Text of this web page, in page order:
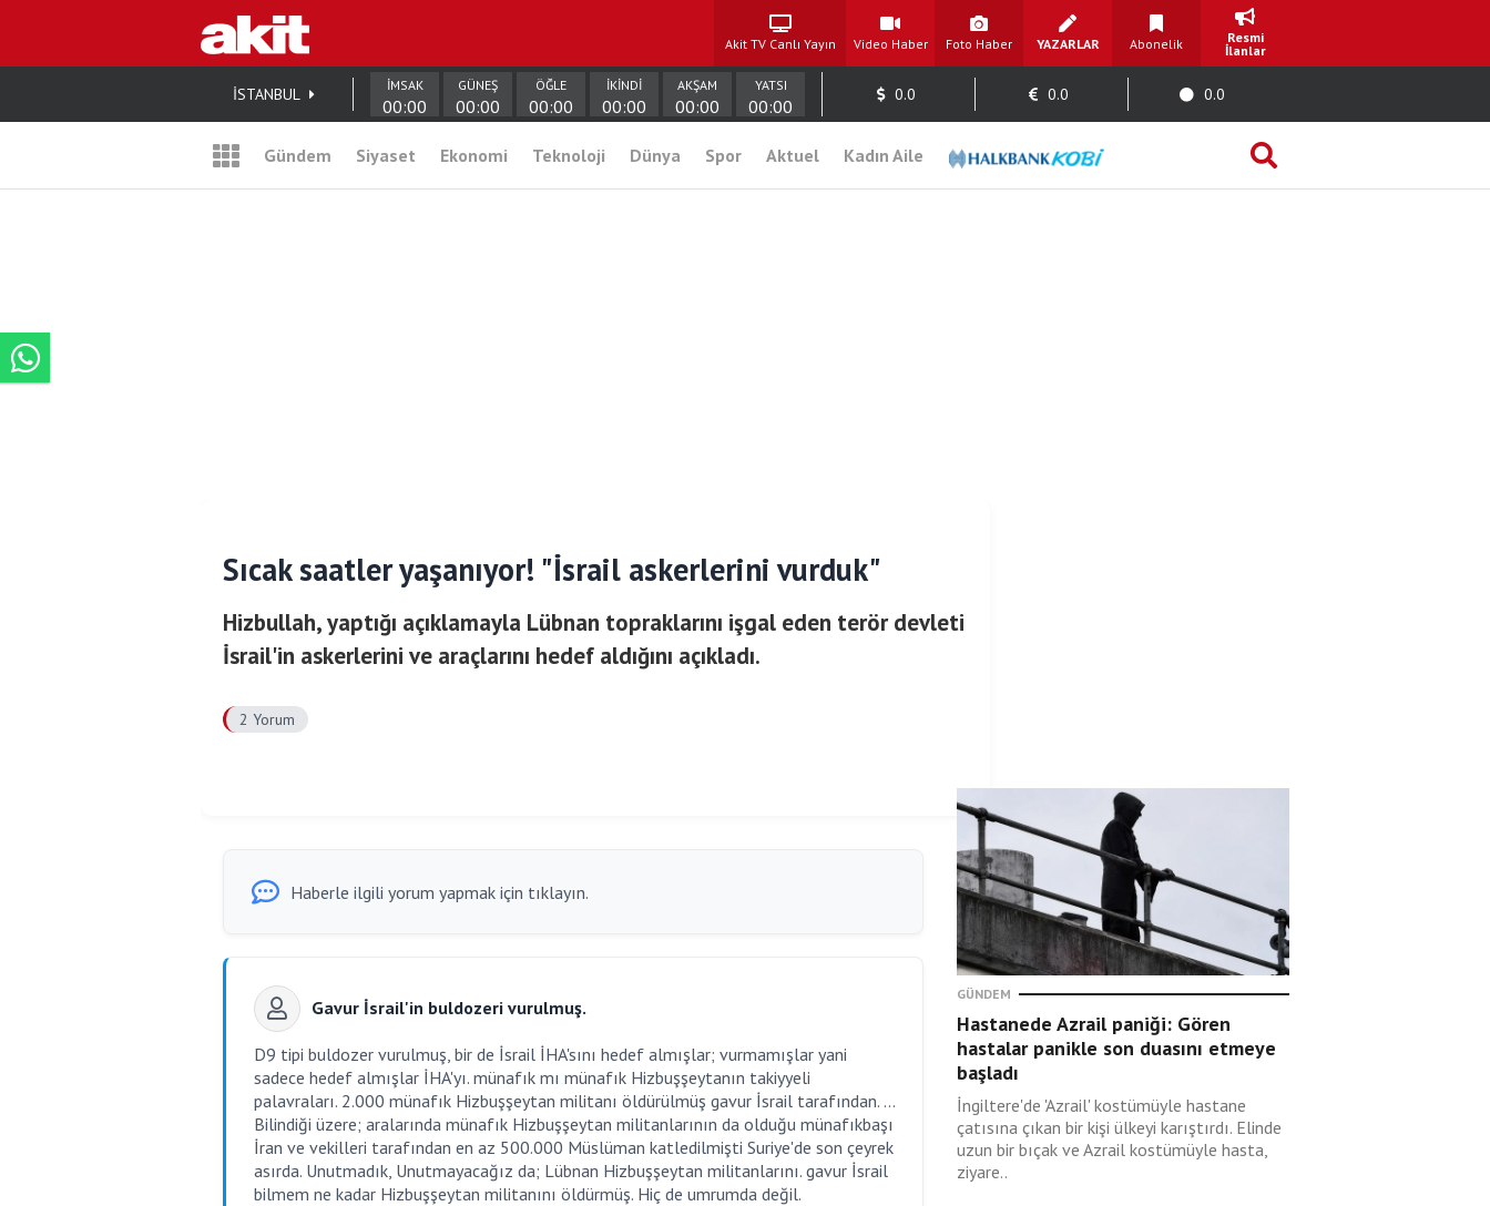
Akit TV Canlı Yayın Video Haber Foto Haber YAZARLAR Abonelik
Resmi
İlanlar
İSTANBUL İMSAK
00:00
GÜNEŞ
00:00
ÖĞLE
00:00
İKİNDİ
00:00
AKŞAM
00:00
YATSI
00:00
0.0 0.0 0.0
Gündem Siyaset Ekonomi Teknoloji Dünya Spor Aktuel Kadın Aile
Sıcak saatler yaşanıyor! "İsrail askerlerini vurduk"
Hizbullah, yaptığı açıklamayla Lübnan topraklarını işgal eden terör devleti
İsrail'in askerlerini ve araçlarını hedef aldığını açıkladı.
2 Yorum
Haberle ilgili yorum yapmak için tıklayın.
Gavur İsrail'in buldozeri vurulmuş.
D9 tipi buldozer vurulmuş, bir de İsrail İHA'sını hedef almışlar; vurmamışlar yani
sadece hedef almışlar İHA'yı. münafık mı münafık Hizbuşşeytanın takiyyeli
palavraları. 2.000 münafık Hizbuşşeytan militanı öldürülmüş gavur İsrail tarafından. ...
Bilindiği üzere; aralarında münafık Hizbuşşeytan militanlarının da olduğu münafıkbaşı
İran ve vekilleri tarafından en az 500.000 Müslüman katledilmişti Suriye'de son çeyrek
asırda. Unutmadık, Unutmayacağız da; Lübnan Hizbuşşeytan militanlarını. gavur İsrail
bilmem ne kadar Hizbuşşeytan militanını öldürmüş. Hiç de umrumda değil.
GÜNDEM
Hastanede Azrail paniği: Gören
hastalar panikle son duasını etmeye
başladı
İngiltere'de 'Azrail' kostümüyle hastane
çatısına çıkan bir kişi ülkeyi karıştırdı. Elinde
uzun bir bıçak ve Azrail kostümüyle hasta,
ziyare..